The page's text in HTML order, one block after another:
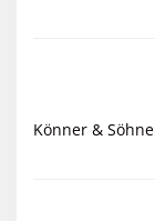
Könner &